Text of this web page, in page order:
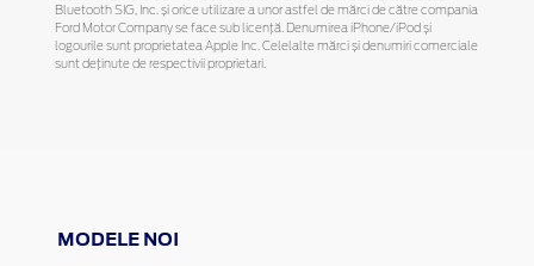
Bluetooth SIG, Inc. și orice utilizare a unor astfel de mărci de către compania
Ford Motor Company se face sub licență. Denumirea iPhone/iPod și
logourile sunt proprietatea Apple Inc. Celelalte mărci și denumiri comerciale
sunt deținute de respectivii proprietari.
MODELE NOI